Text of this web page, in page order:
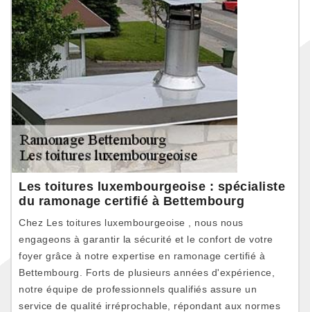
Les toitures luxembourgeoise : spécialiste
du ramonage certifié à Bettembourg
Chez Les toitures luxembourgeoise , nous nous
engageons à garantir la sécurité et le confort de votre
foyer grâce à notre expertise en ramonage certifié à
Bettembourg. Forts de plusieurs années d'expérience,
notre équipe de professionnels qualifiés assure un
service de qualité irréprochable, répondant aux normes